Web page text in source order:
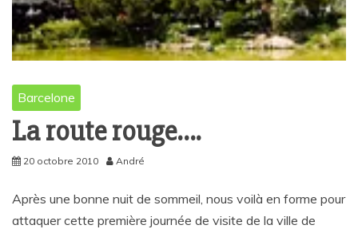
Barcelone
La route rouge….
20 octobre 2010 André
Après une bonne nuit de sommeil, nous voilà en forme pour
attaquer cette première journée de visite de la ville de